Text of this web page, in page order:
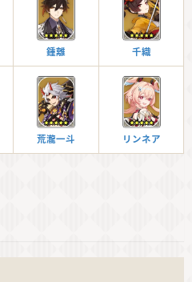
鍾離 千織
荒瀧一斗 リンネア